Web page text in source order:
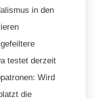
in den
testet derzeit
Wird
die